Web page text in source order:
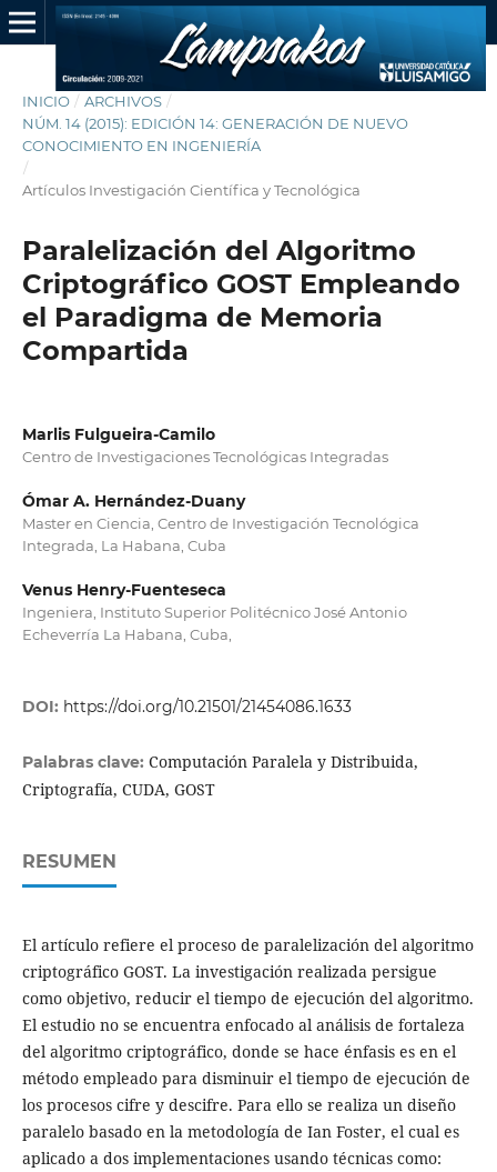
INICIO / ARCHIVOS /
NÚM. 14 (2015): EDICIÓN 14: GENERACIÓN DE NUEVO
CONOCIMIENTO EN INGENIERÍA
/
Artículos Investigación Científica y Tecnológica
Paralelización del Algoritmo
Criptográfico GOST Empleando
el Paradigma de Memoria
Compartida
Marlis Fulgueira-Camilo
Centro de Investigaciones Tecnológicas Integradas
Ómar A. Hernández-Duany
Master en Ciencia, Centro de Investigación Tecnológica
Integrada, La Habana, Cuba
Venus Henry-Fuenteseca
Ingeniera, Instituto Superior Politécnico José Antonio
Echeverría La Habana, Cuba,
DOI: https://doi.org/10.21501/21454086.1633
Palabras clave: Computación Paralela y Distribuida,
Criptografía, CUDA, GOST
RESUMEN
El artículo refiere el proceso de paralelización del algoritmo
criptográfico GOST. La investigación realizada persigue
como objetivo, reducir el tiempo de ejecución del algoritmo.
El estudio no se encuentra enfocado al análisis de fortaleza
del algoritmo criptográfico, donde se hace énfasis es en el
método empleado para disminuir el tiempo de ejecución de
los procesos cifre y descifre. Para ello se realiza un diseño
paralelo basado en la metodología de Ian Foster, el cual es
aplicado a dos implementaciones usando técnicas como: